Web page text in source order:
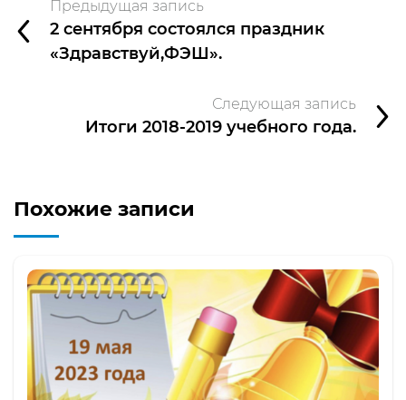
Предыдущая запись
2 сентября состоялся праздник
«Здравствуй,ФЭШ».
Следующая запись
Итоги 2018-2019 учебного года.
Похожие записи